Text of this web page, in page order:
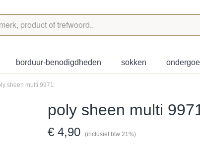
borduur-benodigdheden sokken
sheen multi 9971
poly sheen multi
€ 4,90 (inclusief btw 21%)